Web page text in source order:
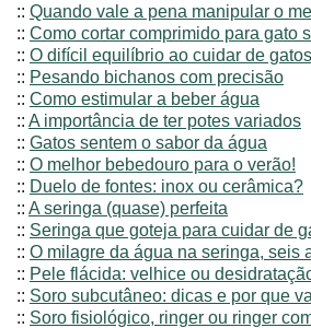
:: Quando vale a pena manipular o
:: Como cortar comprimido para gato
:: O difícil equilíbrio ao cuidar de gatos
:: Pesando bichanos com precisão
:: Como estimular a beber água
:: A importância de ter potes variados
:: Gatos sentem o sabor da água
:: O melhor bebedouro para o verão!
:: Duelo de fontes: inox ou cerâmica?
:: A seringa (quase) perfeita
:: Seringa que goteja para cuidar de
:: O milagre da água na seringa, seis
:: Pele flácida: velhice ou
:: Soro subcutâneo: dicas e por que
:: Soro fisiológico, ringer ou ringer